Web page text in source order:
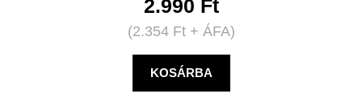
2.990 Ft
(2.354 Ft+ ÁFA)
KOSÁRBA